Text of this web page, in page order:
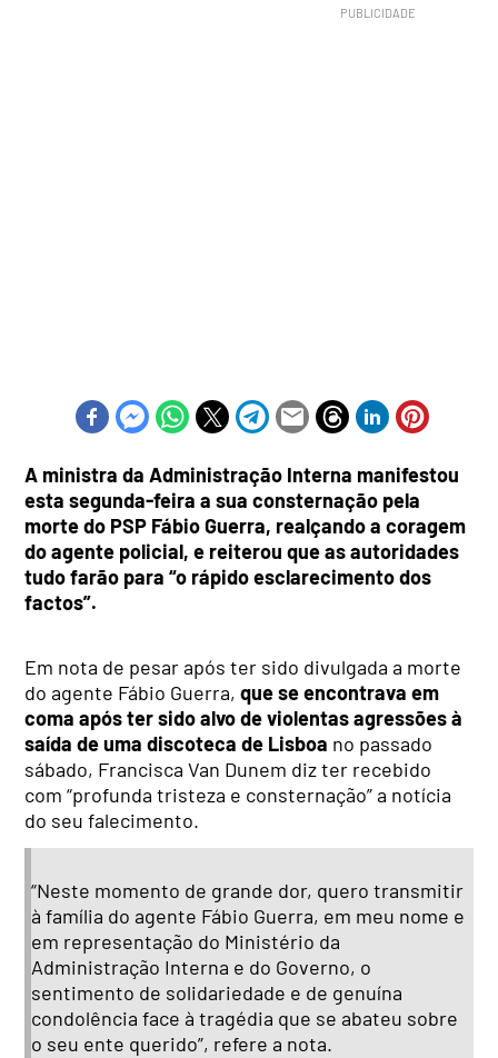
A ministra da Administração Interna manifestou
esta segunda-feira a sua consternação pela
morte do PSP Fábio Guerra, realçando a coragem
do agente policial, e reiterou que as autoridades
tudo farão para “o rápido esclarecimento dos
factos”.
Em nota de pesar após ter sido divulgada a morte
do agente Fábio Guerra,que se encontrava em
coma após ter sido alvo de violentas agressões à
saída de uma discoteca de Lisboa no passado
sábado, Francisca Van Dunem diz ter recebido
com “profunda tristeza e consternação” a notícia
do seu falecimento.
“Neste momento de grande dor, quero transmitir
à família do agente Fábio Guerra, em meu nome e
em representação do Ministério da
Administração Interna e do Governo, o
sentimento de solidariedade e de genuína
condolência face à tragédia que se abateu sobre
o seu ente querido”, refere a nota.